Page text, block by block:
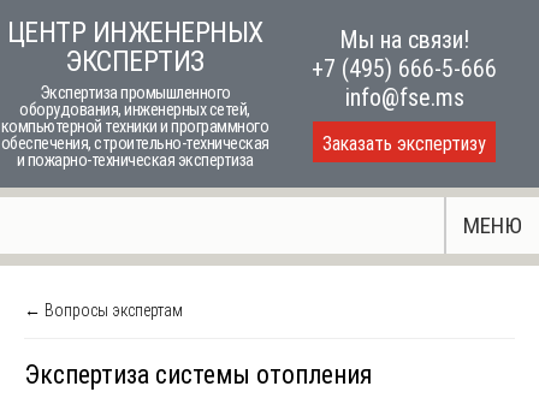
to
content
ЦЕНТР ИНЖЕНЕРНЫХ
ЭКСПЕРТИЗ
Экспертиза промышленного
оборудования, инженерных сетей,
компьютерной техники и программного
обеспечения, строительно-техническая
и пожарно-техническая экспертиза
Мы на связи!
+7 (495) 666-5-666
info@fse.ms
Заказать экспертизу
МЕНЮ
← Вопросы экспертам
Экспертиза системы отопления